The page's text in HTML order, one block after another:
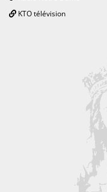
KTO télévision